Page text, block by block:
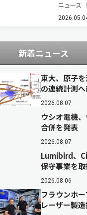
る機会
一つが
ニュース
新着ニュース
東大、原子
の連続計測
2026.08.07
ウシオ電機
合併を発表
2026.08.07
Lumibird、
保守事業を取
2026.08.06
フラウンホ
レーザー製